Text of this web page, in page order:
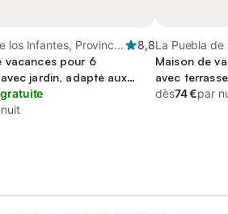
los Infantes, Province
8,8
vacances pour 6
jardin, adapté aux
La Puebla de
Province de
Maison de
avec
dès74 €par